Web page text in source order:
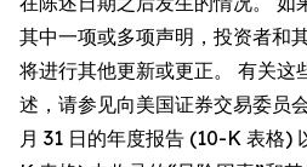
其中一项或多项声明，投资者和
将进行其他更新或更正。 有关这
述，请参见向美国证券交易委员
月 31 日的年度报告 (10-K 表格)